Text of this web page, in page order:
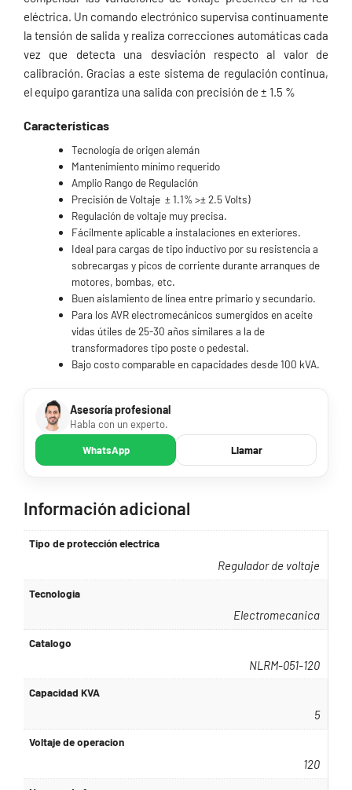
eléctrica. Un comando electrónico supervisa continuamente
la tensión de salida y realiza correcciones automáticas cada
vez que detecta una desviación respecto al valor de
calibración. Gracias a este sistema de regulación continua,
el equipo garantiza una salida con precisión de ± 1.5 %
Características
Tecnología de origen alemán
Mantenimiento mínimo requerido
Amplio Rango de Regulación
Precisión de Voltaje ± 1.1% >± 2.5 Volts)
Regulación de voltaje muy precisa.
Fácilmente aplicable a instalaciones en exteriores.
Ideal para cargas de tipo inductivo por su resistencia a
sobrecargas y picos de corriente durante arranques de
motores, bombas, etc.
Buen aislamiento de línea entre primario y secundario.
Para los AVR electromecánicos sumergidos en aceite
vidas útiles de 25-30 años similares a la de
transformadores tipo poste o pedestal.
Bajo costo comparable en capacidades desde 100 kVA.
Asesoría profesional
Habla con un experto.
WhatsApp Llamar
Información adicional
Tipo de protección electrica
Regulador de voltaje
Tecnologia
Electromecanica
Catalogo
NLRM-051-120
Capacidad KVA
5
Voltaje de operacion
120